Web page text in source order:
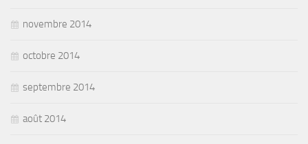
novembre 2014
octobre 2014
septembre 2014
août 2014